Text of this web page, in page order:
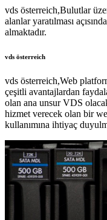
vds österreich,Bulutlar
alanlar yaratılması
almaktadır.
vds österreich
vds österreich,Web
çeşitli avantajlardan
olan ana unsur VDS
hizmet verecek olan bir
kullanımına ihtiyaç